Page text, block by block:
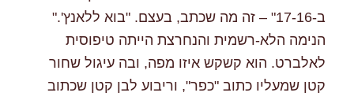
ב-17-16" – זה מה שכתב, בעצם. "בוא ללאנץ'."
הנימה הלא-רשמית והנחרצת הייתה טיפוסית
לאלברט. הוא קשקש איזו מפה, ובה עיגול שחור
קטן שמעליו כתוב "כפר", וריבוע לבן קטן שכתוב